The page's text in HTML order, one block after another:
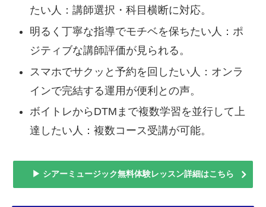
たい人：講師選択・科目横断に対応。
明るく丁寧な指導でモチベを保ちたい人：ポ
ジティブな講師評価が見られる。
スマホでサクッと予約を回したい人：オンラ
インで完結する運用が便利との声。
ボイトレからDTMまで複数学習を並行して上
達したい人：複数コース受講が可能。
▶ シアーミュージック無料体験レッスン詳細はこちら